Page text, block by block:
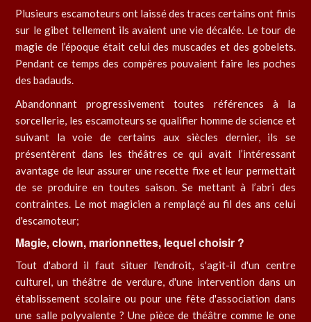
Plusieurs escamoteurs ont laissé des traces certains ont finis
sur le gibet tellement ils avaient une vie décalée. Le tour de
magie de l’époque était celui des muscades et des gobelets.
Pendant ce temps des compères pouvaient faire les poches
des badauds.
Abandonnant progressivement toutes références à la
sorcellerie, les escamoteurs se qualifier homme de science et
suivant la voie de certains aux siècles dernier, ils se
présentèrent dans les théâtres ce qui avait l’intéressant
avantage de leur assurer une recette fixe et leur permettait
de se produire en toutes saison. Se mettant à l’abri des
contraintes. Le mot magicien a remplaçé au fil des ans celui
d'escamoteur;
Magie, clown, marionnettes, lequel choisir ?
Tout d'abord il faut situer l'endroit, s'agit-il d'un centre
culturel, un théâtre de verdure, d'une intervention dans un
établissement scolaire ou pour une fête d'association dans
une salle polyvalente ? Une pièce de théâtre comme le one